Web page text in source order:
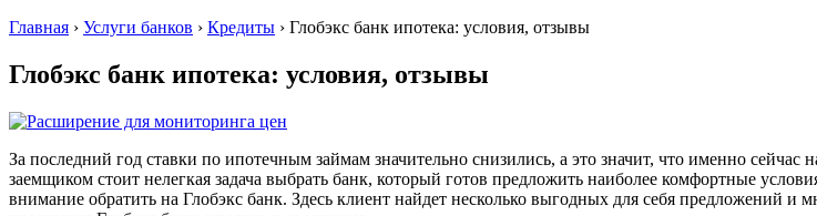
Главная › Услуги банков › Кредиты › Глобэкс банк ипотека: условия, отзывы
Глобэкс банк ипотека: условия, отзывы
За последний год ставки по ипотечным займам значительно снизились, а это значит, что именно
заемщиком стоит нелегкая задача выбрать банк, который готов предложить наиболее комфортные
внимание обратить на Глобэкс банк. Здесь клиент найдет несколько выгодных для себя предложений